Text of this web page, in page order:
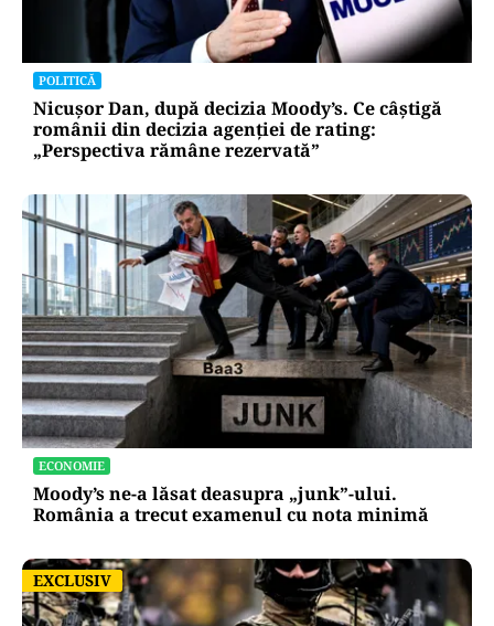
POLITICĂ
Nicușor Dan, după decizia Moody’s. Ce câștigă
românii din decizia agenției de rating:
„Perspectiva rămâne rezervată”
ECONOMIE
Moody’s ne-a lăsat deasupra „junk”-ului.
România a trecut examenul cu nota minimă
EXCLUSIV
EXCLUSIV